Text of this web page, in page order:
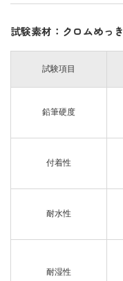
試験素材：クロムめっき
試験項目
鉛筆硬度
付着性
耐水性
耐湿性